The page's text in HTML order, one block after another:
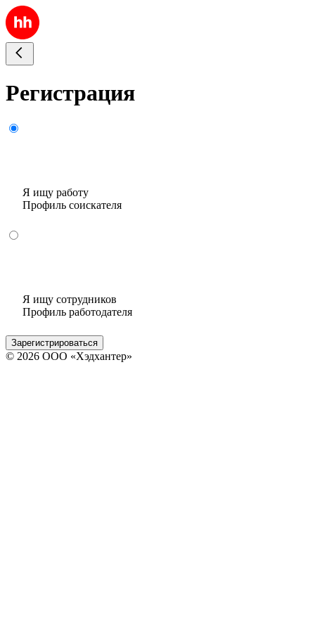
Регистрация
Я ищу работу
Профиль соискателя
Я ищу сотрудников
Профиль работодателя
Зарегистрироваться
© 2026 ООО «Хэдхантер»